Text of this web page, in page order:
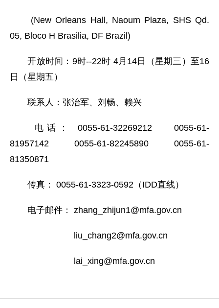
(New Orleans Hall, Naoum Plaza, SHS Qd.
05, Bloco H Brasilia, DF Brazil)
开放时间：9时--22时 4月14日（星期三）至16
日（星期五）
联系人：张治军、刘畅、赖兴
电话： 0055-61-32269212 0055-61-
81957142 0055-61-82245890 0055-61-
81350871
传真： 0055-61-3323-0592（IDD直线）
电子邮件： zhang_zhijun1@mfa.gov.cn
liu_chang2@mfa.gov.cn
lai_xing@mfa.gov.cn